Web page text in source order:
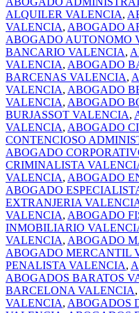
ALQUILER VALENCIA,
VALENCIA, ABOGADO
ABOGADO AUTONOMO
BANCARIO VALENCIA,
VALENCIA, ABOGADO
BARCENAS VALENCIA,
VALENCIA, ABOGADO
VALENCIA, ABOGADO
BURJASSOT VALENCIA,
VALENCIA, ABOGADO
CONTENCIOSO
ABOGADO
CRIMINALISTA
VALENCIA, ABOGADO
ABOGADO
EXTRANJERIA
VALENCIA, ABOGADO
INMOBILIARIO
VALENCIA, ABOGADO
ABOGADO MERCANTIL
PENALISTA VALENCIA,
ABOGADOS BARATOS
BARCELONA VALENCIA,
VALENCIA, ABOGADOS